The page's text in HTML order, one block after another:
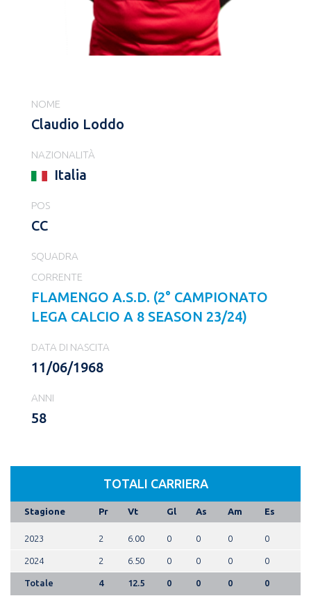
NOME
Claudio Loddo
NAZIONALITÀ
Italia
POS
CC
SQUADRA
CORRENTE
FLAMENGO A.S.D. (2° CAMPIONATO
LEGA CALCIO A 8 SEASON 23/24)
DATA DI NASCITA
11/06/1968
ANNI
58
TOTALI CARRIERA
Stagione Pr Vt Gl As Am Es
2023 2 6.00 0 0 0 0
2024 2 6.50 0 0 0 0
Totale 4 12.5 0 0 0 0